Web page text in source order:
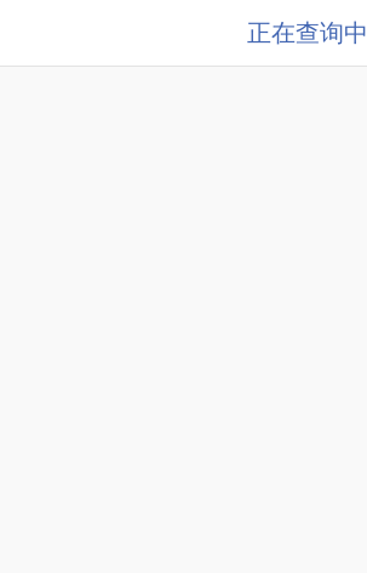
正在查询中